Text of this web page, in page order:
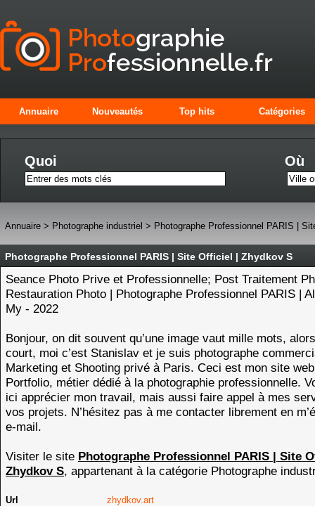
Annuaire Nouveautés Top hits Catégories
Quoi Où
Annuaire > Photographe industriel > Photographe Professionnel PARIS |
Photographe Professionnel PARIS | Site Officiel | Zhydkov S
Seance Photo Prive et Professionnelle; Post Traitement
Restauration Photo | Photographe Professionnel PARIS |
My - 2022
Bonjour, on dit souvent qu’une image vaut mille mots,
court, moi c’est Stanislav et je suis photographe
Marketing et Shooting privé à Paris. Ceci est mon site
Portfolio, métier dédié à la photographie professionnelle.
ici apprécier mon travail, mais aussi faire appel à mes
vos projets. N’hésitez pas à me contacter librement en
e-mail.
Visiter le site Photographe Professionnel PARIS | Site
Zhydkov S, appartenant à la catégorie Photographe
Url
zhydkov.art